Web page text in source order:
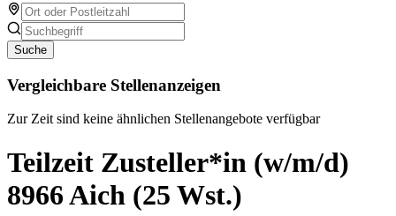
Suche
Vergleichbare Stellenanzeigen
Zur Zeit sind keine ähnlichen Stellenangebote verfügbar
Teilzeit Zusteller*in (w/m/d)
8966 Aich (25 Wst.)